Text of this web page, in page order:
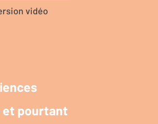
vidéo
et pourtant